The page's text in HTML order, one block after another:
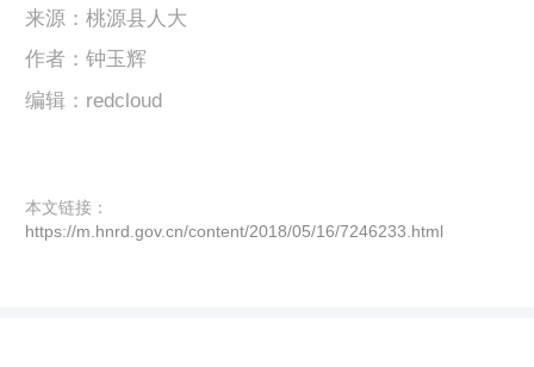
来源：桃源县人大
作者：钟玉辉
编辑：redcloud
本文链接：
https://m.hnrd.gov.cn/content/2018/05/16/7246233.html